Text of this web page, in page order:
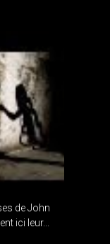
de John
ici leur...